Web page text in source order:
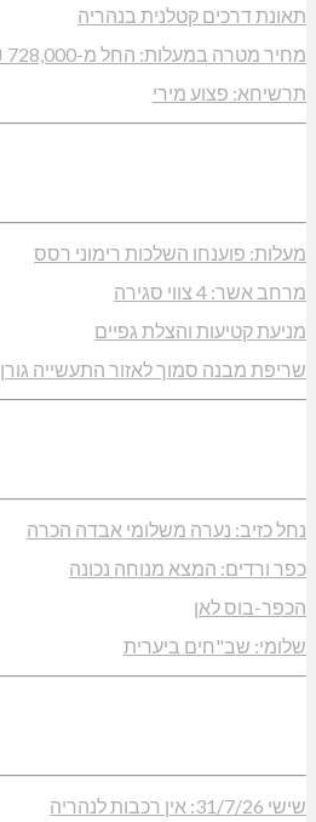
תאונת דרכים קטלנית בנהריה
מחיר מטרה במעלות: החל מ-728,000 ₪
תרשיחא: פצוע מירי
מעלות: פוענחו השלכות רימוני רסס
מרחב אשר: 4 צווי סגירה
מניעת קטיעות והצלת גפיים
שריפת מבנה סמוך לאזור התעשייה גורן
נחל כזיב: נערה משלומי אבדה הכרה
כפר ורדים: המצא מנוחה נכונה
הכפר-בוס לאן
שלומי: שב"חים ביערית
שישי 31/7/26: אין רכבות לנהריה